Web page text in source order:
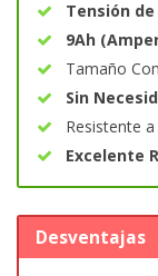
Tensión
9Ah
Tamaño
Sin
Resistente
Excelente
Desventajas